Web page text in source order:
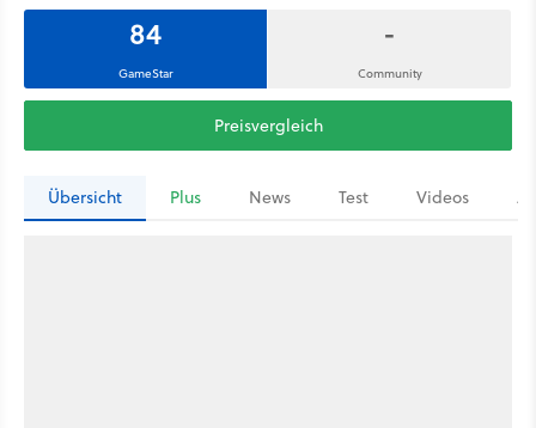
84
GameStar
-
Community
Preisvergleich
Übersicht Plus News Test Videos